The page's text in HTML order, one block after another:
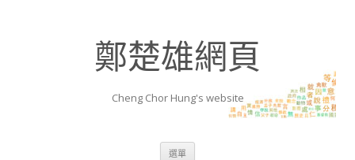
鄭楚雄網頁
Cheng Chor Hung's website
選單